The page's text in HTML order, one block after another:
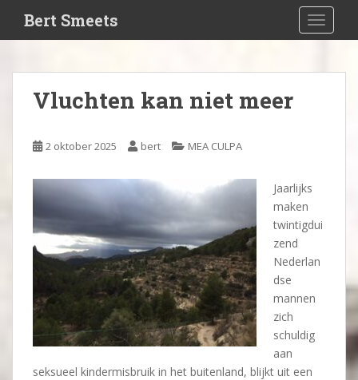
i
Bert Smeets
Vluchten kan niet meer
2 oktober 2025 bert MEA CULPA
Jaarlijks
maken
twintigdui
zend
Nederlan
dse
mannen
zich
schuldig
aan
seksueel kindermisbruik in het buitenland, blijkt uit een